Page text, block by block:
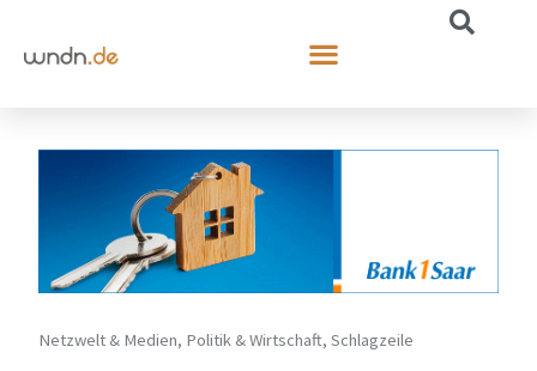
Netzwelt & Medien, Politik & Wirtschaft,Schlagzeile